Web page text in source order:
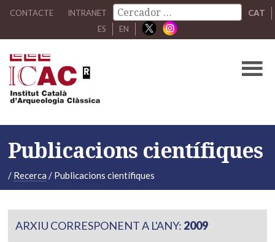
CONTACTE INTRANET
CAT
ES
EN
Publicacions científiques
/ Recerca / Publicacions científiques
ARXIU CORRESPONENT A L'ANY: 2009